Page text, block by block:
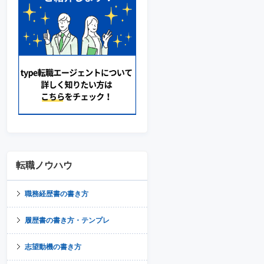
転職ノウハウ
職務経歴書の書き方
履歴書の書き方・テンプレ
志望動機の書き方